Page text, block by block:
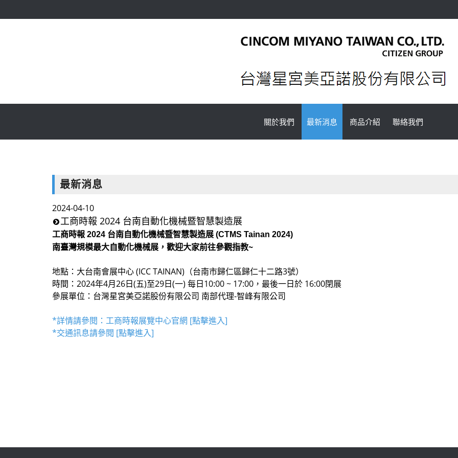
關於我們 最新消息 商品介紹 聯絡我們
最新消息
2024-04-10
工商時報 2024 台南自動化機械暨智慧製造展
工商時報 2024 台南自動化機械暨智慧製造展 (CTMS Tainan 2024)
南臺灣規模最大自動化機械展，歡迎大家前往參觀指教~
地點：大台南會展中心 (ICC TAINAN)（台南市歸仁區歸仁十二路3號）
時間：2024年4月26日(五)至29日(一) 每日10:00 ~ 17:00，最後一日於 16:00閉展
參展單位：台灣星宮美亞諾股份有限公司 南部代理-智峰有限公司
*詳情請參閱：工商時報展覽中心官網 [點擊進入]
*交通訊息請參閱 [點擊進入]